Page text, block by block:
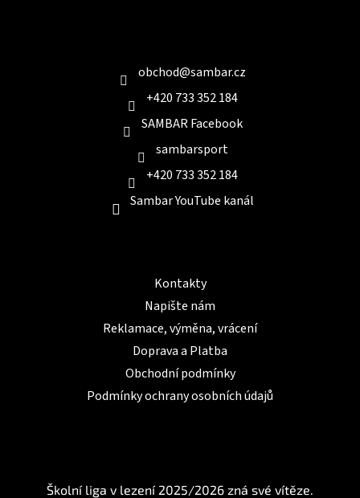
obchod@sambar.cz
+420 733 352 184
SAMBAR Facebook
sambarsport
+420 733 352 184
Sambar YouTube kanál
Kontakty
Napište nám
Reklamace, výměna, vrácení
Doprava a Platba
Obchodní podmínky
Podmínky ochrany osobních údajů
Školní liga v lezení 2025/2026 zná své vítěze.